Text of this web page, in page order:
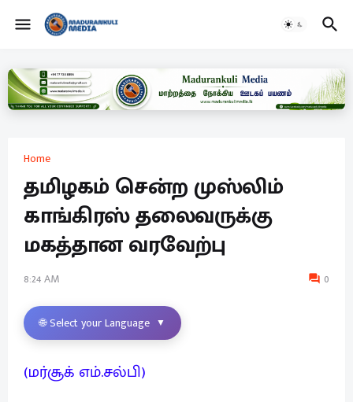
Home
தமிழகம் சென்ற முஸ்லிம்
காங்கிரஸ் தலைவருக்கு
மகத்தான வரவேற்பு
8:24 AM 0
🌐 Select your Language ▼
(மர்சூக் எம்.சல்பி)